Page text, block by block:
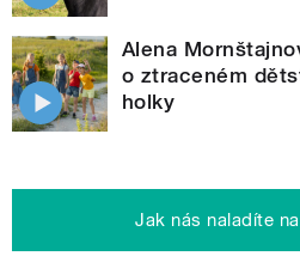
Alena
o ztraceném
holky
Jak nás naladíte